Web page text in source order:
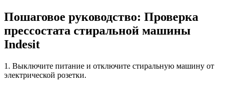
Пошаговое руководство: Проверка
прессостата стиральной машины
Indesit
1. Выключите питание и отключите стиральную машину от
электрической розетки.